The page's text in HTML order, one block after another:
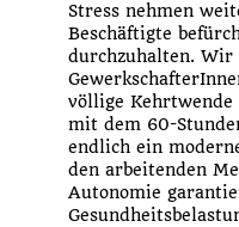
Stress nehmen
Beschäftigte
durchzuhalten. Wir
völlige
mit dem 60-
endlich ein
den arbeitenden
Autonomie